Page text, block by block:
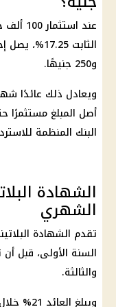
عند استثمار 100 ألف جنيه
الثابت 17
و250 جنيهًا.
ويعادل ذلك عائدًا شهريًا
أصل المبلغ
البنك المنظمة
الشهادة
الشهري
تقدم الشهادة
السنة الأولى، قبل
والثالثة.